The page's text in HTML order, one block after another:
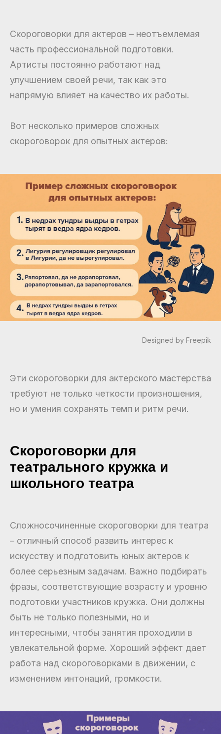
Скороговорки для актеров – неотъемлемая
часть профессиональной подготовки.
Артисты постоянно работают над
улучшением своей речи, так как это
напрямую влияет на качество их работы.
Вот несколько примеров сложных
скороговорок для опытных актеров:
Designed by Freepik
Эти скороговорки для актерского мастерства
требуют не только четкости произношения,
но и умения сохранять темп и ритм речи.
Скороговорки для
театрального кружка и
школьного театра
Сложносочиненные скороговорки для театра
– отличный способ развить интерес к
искусству и подготовить юных актеров к
более серьезным задачам. Важно подбирать
фразы, соответствующие возрасту и уровню
подготовки участников кружка. Они должны
быть не только полезными, но и
интересными, чтобы занятия проходили в
увлекательной форме. Хороший эффект дает
работа над скороговорками в движении, с
изменением интонаций, громкости.